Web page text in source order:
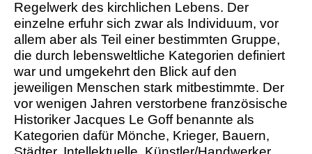
Regelwerk des kirchlichen Lebens. Der
einzelne erfuhr sich zwar als Individuum, vor
allem aber als Teil einer bestimmten Gruppe,
die durch lebensweltliche Kategorien definiert
war und umgekehrt den Blick auf den
jeweiligen Menschen stark mitbestimmte. Der
vor wenigen Jahren verstorbene französische
Historiker Jacques Le Goff benannte als
Kategorien dafür Mönche, Krieger, Bauern,